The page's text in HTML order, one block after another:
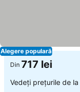
Alegere populară
Din 717 lei
Vedeți prețurile de la